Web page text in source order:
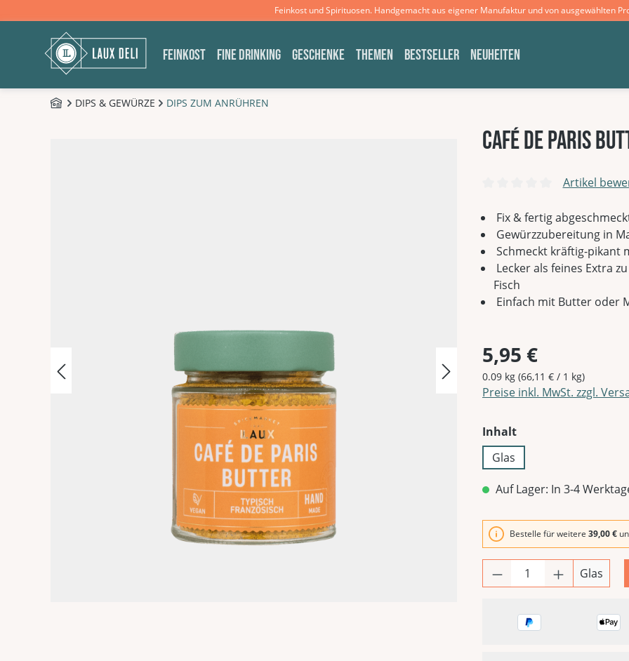
Feinkost und Spirituosen. Handgemacht aus eigener Manufaktur und von ausgewählten
FEINKOST FINE DRINKING GESCHENKE THEMEN BESTSELLER NEUHEITEN
FEINKOSTDIPS & GEWÜRZE DIPS ZUM ANRÜHREN
Café de Paris
Artikel
Fix & fertig
Gewürzzubereitung in
Schmeckt kräftig-pikant
Lecker als feines Extra
Fisch
Einfach mit Butter oder
5,95 €
0.09 kg (66,11 € / 1 kg)
Preise inkl. MwSt. zzgl.
Inhaltauswählen
Glas
Auf Lager: In 3-4
Bestelle für weitere 39,00 €
Glas